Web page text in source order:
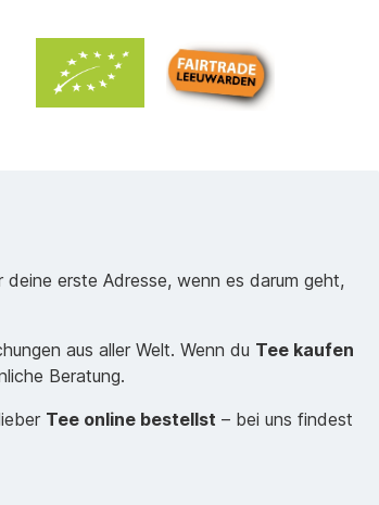
erste Adresse, wenn es darum geht,
aus aller Welt. Wenn du Tee kaufen
Beratung.
Tee online bestellst – bei uns findest